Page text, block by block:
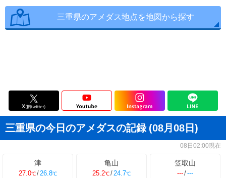
三重県のアメダス地点を地図から探す
三重県の今日のアメダスの記録 (08月08日)
08日02:00現在
津
27.0℃/26.8℃
亀山
25.2℃ /24.7℃
笠取山
---/---